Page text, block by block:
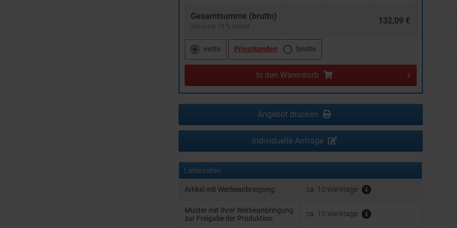
Gesamtsumme (brutto)
inklusive 19 % MwSt.
132,09 €
netto Privatkunden brutto
In den Warenkorb
Angebot drucken
Individuelle Anfrage
Lieferzeiten
Artikel mit Werbeanbringung: ca. 10 Werktage
Muster mit Ihrer Werbeanbringung
zur Freigabe der Produktion:
ca. 10 Werktage